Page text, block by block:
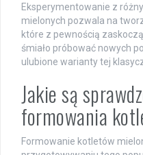
Eksperymentowanie z
mielonych pozwala na
które z pewnością
śmiało próbować nowych
ulubione warianty tej
Jakie są
formowania
Formowanie kotletów